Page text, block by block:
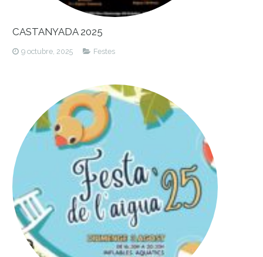
CASTANYADA 2025
9 octubre, 2025 Festes